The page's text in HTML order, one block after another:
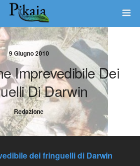
9 Giugno 2010
Imprevedibile Dei
Di Darwin
Redazione
dei fringuelli di Darwin